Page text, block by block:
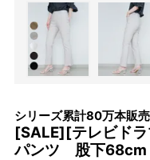
シリーズ累計80万本販
[SALE][テレビド
パンツ 股下68cm